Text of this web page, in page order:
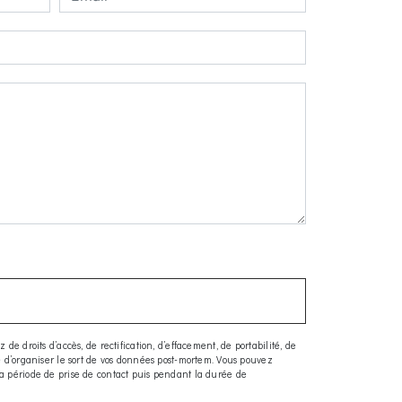
droits d’accès, de rectification, d’effacement, de portabilité, de
le sort de vos données post-mortem. Vous pouvez
période de prise de contact puis pendant la durée de